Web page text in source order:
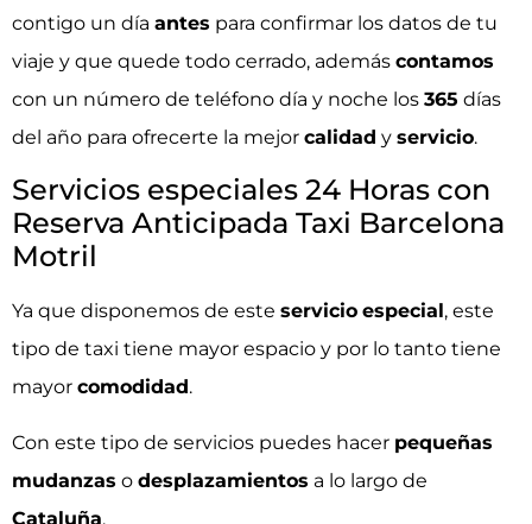
contigo un día antes para confirmar los datos de tu
viaje y que quede todo cerrado, además contamos
con un número de teléfono día y noche los 365 días
del año para ofrecerte la mejor calidad y servicio.
Servicios especiales 24 Horas con
Reserva Anticipada Taxi Barcelona
Motril
Ya que disponemos de este servicio especial, este
tipo de taxi tiene mayor espacio y por lo tanto tiene
mayor comodidad.
Con este tipo de servicios puedes hacer pequeñas
mudanzas o desplazamientos a lo largo de
Cataluña.